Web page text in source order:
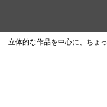
立体的な作品を中心に、ちょ